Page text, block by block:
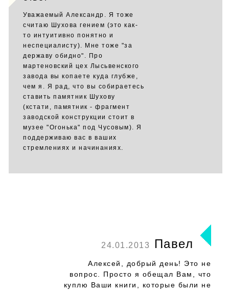
Уважаемый Александр. Я тоже
считаю Шухова гением (это как-
то интуитивно понятно и
неспециалисту). Мне тоже "за
державу обидно". Про
мартеновский цех Лысьвенского
завода вы копаете куда глубже,
чем я. Я рад, что вы собираетесь
ставить памятник Шухову
(кстати, памятник - фрагмент
заводской конструкции стоит в
музее "Огонька" под Чусовым). Я
поддерживаю вас в ваших
стремлениях и начинаниях.
24.01.2013 Павел
Алексей, добрый день! Это не
вопрос. Просто я обещал Вам, что
куплю Ваши книги, которые были не